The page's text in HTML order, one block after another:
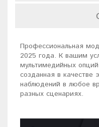
Профессиональная
2025 года. К вашим
мультимедийных
созданная в качестве
наблюдений в любое
разных сценариях.